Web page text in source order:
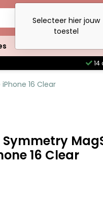
16 Clear
Symmetry
16 Clear
Selecteer hier jouw
toestel